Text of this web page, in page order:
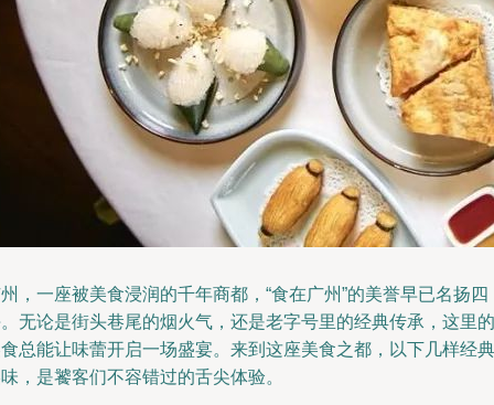
，一座被美食浸润的千年商都，“食在广州”的美誉早已名扬四
无论是街头巷尾的烟火气，还是老字号里的经典传承，这里的
总能让味蕾开启一场盛宴。来到这座美食之都，以下几样经典
，是饕客们不容错过的舌尖体验。